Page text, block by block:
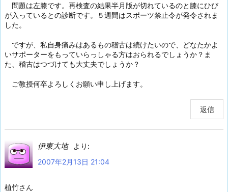
問題は左膝です。再検査の結果半月版が切れているのと膝にひび
が入っているとの診断です。５週間はスポーツ禁止令が発令されま
した。
ですが、私自身痛みはあるもの稽古は続けたいので、どなたかよ
いサポーターをもっていらっしゃる方はおられるでしょうか？ま
た、稽古はつづけても大丈夫でしょうか？
ご教授何卒よろしくお願い申し上げます。
返信
伊東大地
より:
2007年2月13日 21:04
植竹さん